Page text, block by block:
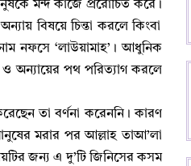
মন্দ কাজে প্ররোচিত করে ।
বিষয়ে চিন্তা করলে কিংবা
নফসে ‘লাউয়ামাহ’ । আধুনিক
অন্যায়ের পথ পরিত্যাগ করলে
তা বর্ণনা করেননি। কারণ
মরার পর আল্লাহ‌ তাআ’লা
জন্য এ দু’টি জিনিসের কসম